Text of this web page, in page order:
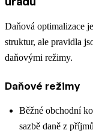
Daňová optimalizace
struktur, ale pravidla
daňovými režimy.
Daňové režimy
Běžné obchodní
sazbě daně z